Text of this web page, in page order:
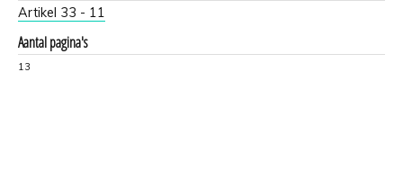
Artikel 33 - 11
Aantal pagina's
13